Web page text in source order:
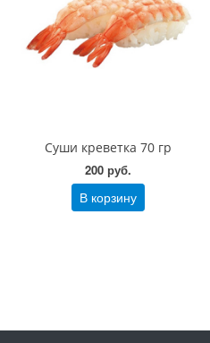
Суши креветка 70 гр
200 руб.
В корзину